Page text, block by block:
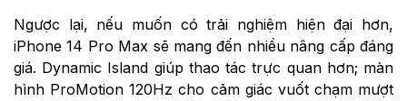
Ngược lại, nếu muốn có trải nghiệm hiện đại hơn,
iPhone 14 Pro Max sẽ mang đến nhiều nâng cấp đáng
giá. Dynamic Island giúp thao tác trực quan hơn; màn
hình ProMotion 120Hz cho cảm giác vuốt chạm mượt